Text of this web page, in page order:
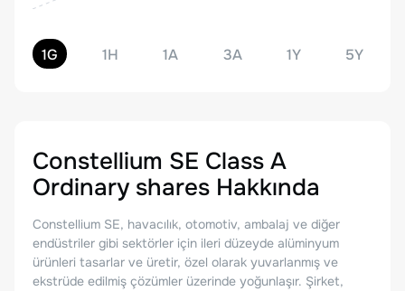
1G 1H 1A 3A 1Y 5Y
Constellium SE Class A
Ordinary shares Hakkında
Constellium SE, havacılık, otomotiv, ambalaj ve diğer
endüstriler gibi sektörler için ileri düzeyde alüminyum
ürünleri tasarlar ve üretir, özel olarak yuvarlanmış ve
ekstrüde edilmiş çözümler üzerinde yoğunlaşır. Şirket,